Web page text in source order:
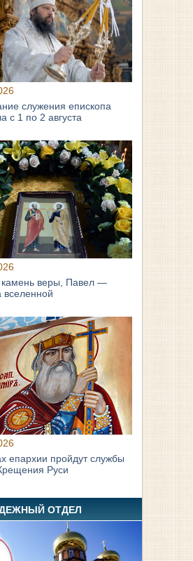
служения епископа
с 1 по 2 августа
веры, Павел —
вселенной
епархии пройдут службы
Руси
ОТДЕЛ